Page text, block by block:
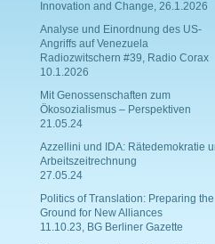
Innovation and Change, 26.1.2026
Analyse und Einordnung des US-
Angriffs auf Venezuela
Radiozwitschern #39, Radio Corax
10.1.2026
Mit Genossenschaften zum
Ökosozialismus – Perspektiven
21.05.24
Azzellini und IDA: Rätedemokratie
Arbeitszeitrechnung
27.05.24
Politics of Translation: Preparing the
Ground for New Alliances
11.10.23, BG Berliner Gazette